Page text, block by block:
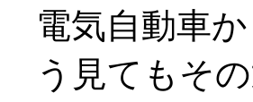
電気自動車
う見てもそ